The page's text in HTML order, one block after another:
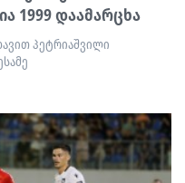
1999 დაამარცხა
პეტრიაშვილი